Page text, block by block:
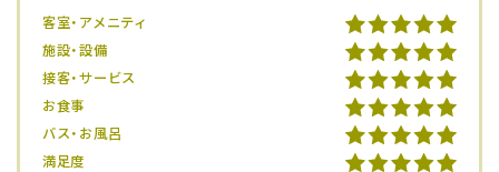
客室・アメニティ
施設・設備
接客・サービス
お食事
バス・お風呂
満足度